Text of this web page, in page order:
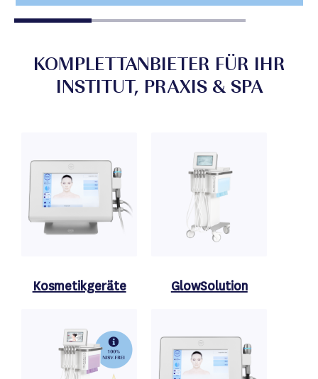
KOMPLETTANBIETER FÜR IHR
INSTITUT, PRAXIS & SPA
Kosmetikgeräte GlowSolution